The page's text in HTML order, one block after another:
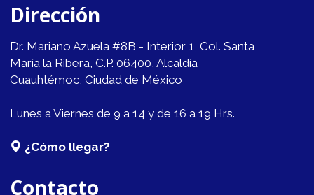
Dirección
Dr. Mariano Azuela #8B - Interior 1, Col. Santa
María la Ribera, C.P. 06400, Alcaldía
Cuauhtémoc, Ciudad de México
Lunes a Viernes de 9 a 14 y de 16 a 19 Hrs.
¿Cómo llegar?
Contacto